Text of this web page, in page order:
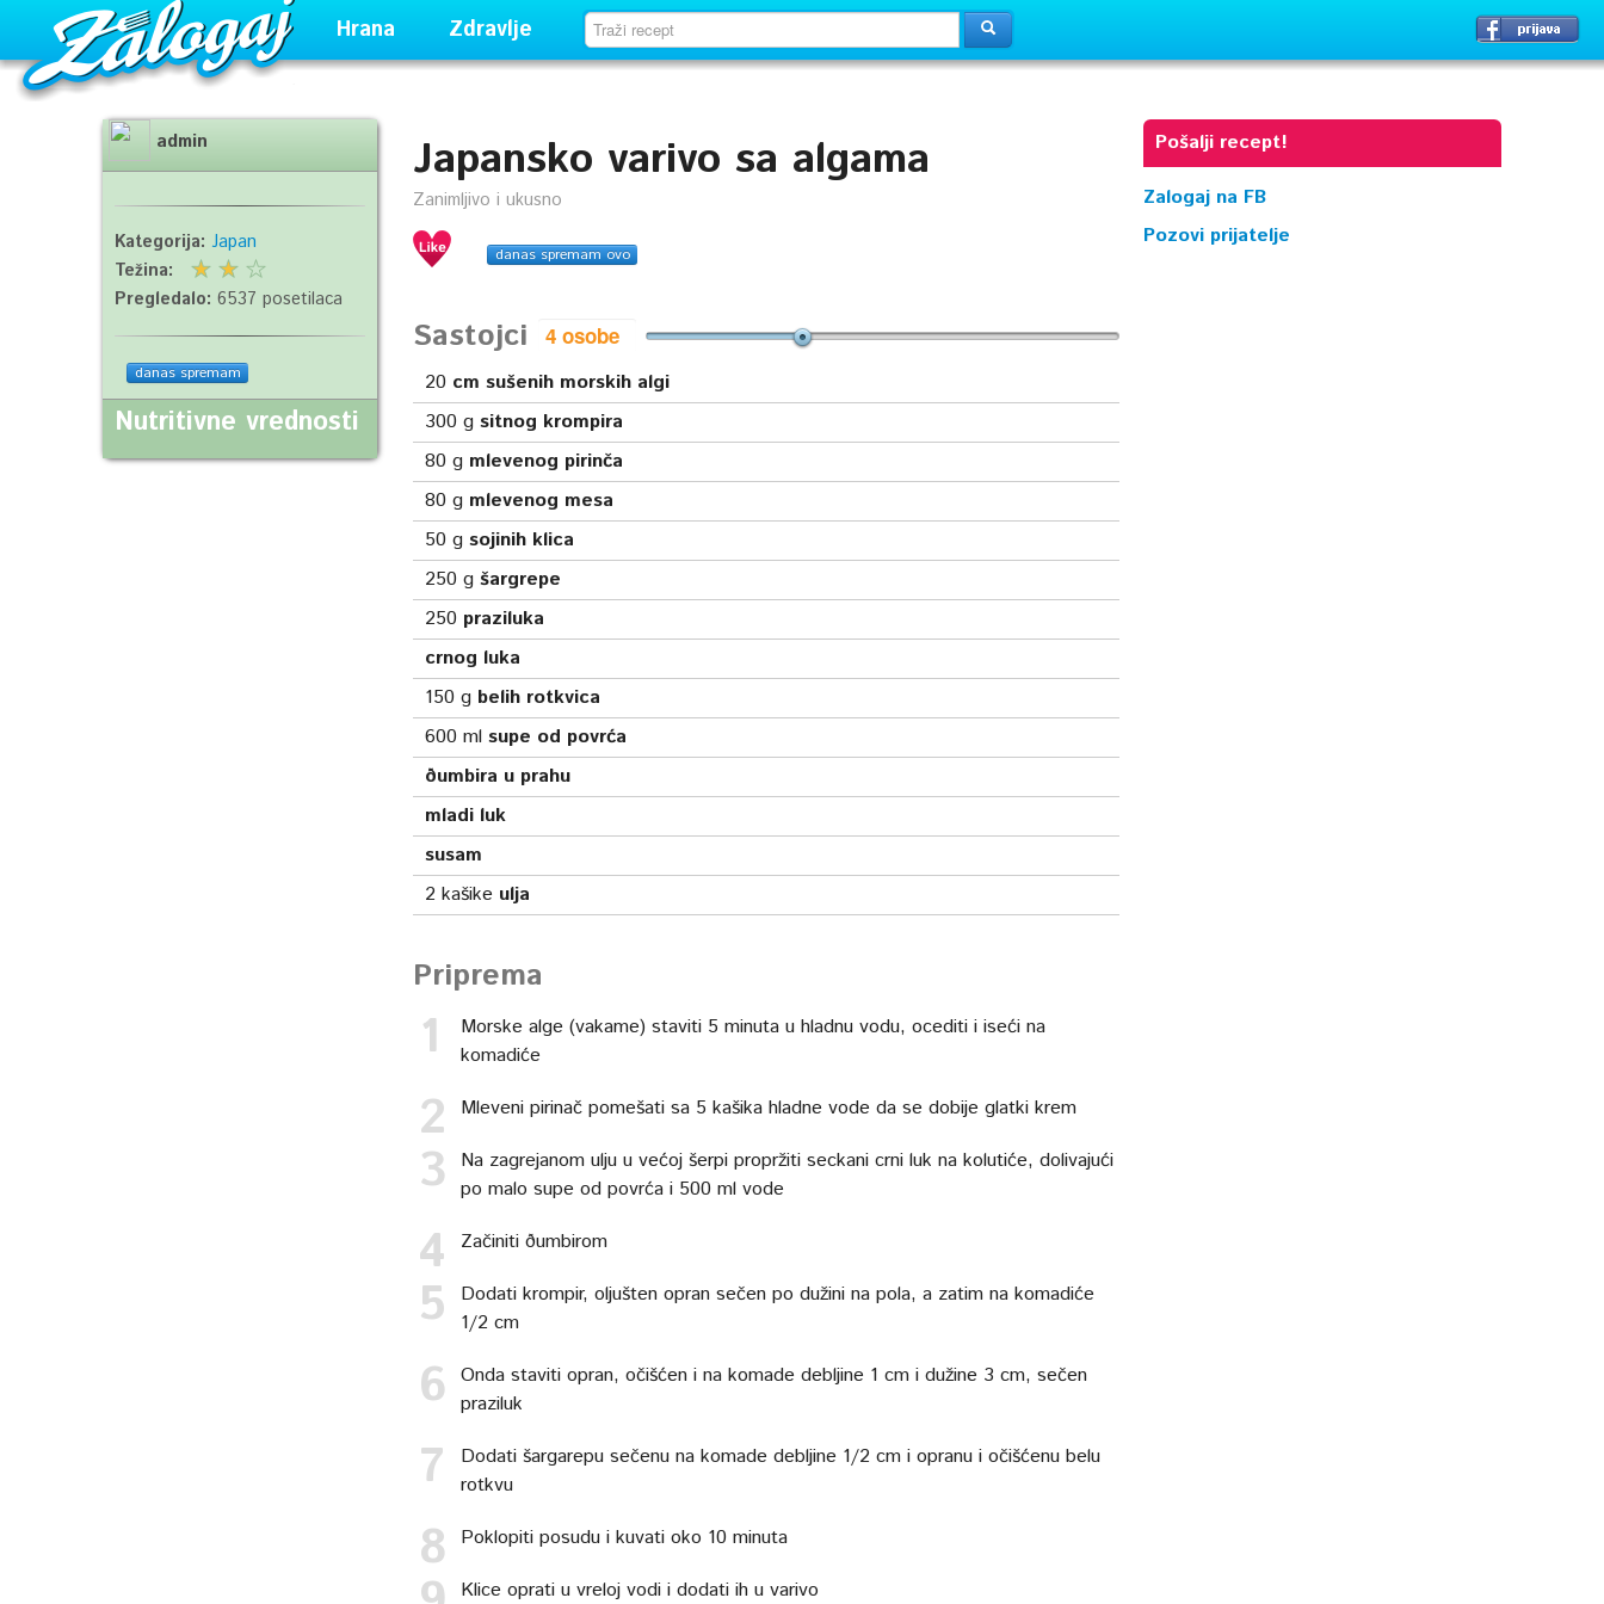
Hrana Zdravlje
Japansko varivo sa algama
Zanimljivo i ukusno
danas spremam ovo
Sastojci
20 cm sušenih morskih algi
300 g sitnog krompira
80 g mlevenog pirinča
80 g mlevenog mesa
50 g sojinih klica
250 g šargrepe
250 praziluka
crnog luka
150 g belih rotkvica
600 ml supe od povrća
ðumbira u prahu
mladi luk
susam
2 kašike ulja
Priprema
Morske alge (vakame) staviti 5 minuta u hladnu vodu, ocediti i iseći na
komadiće
Mleveni pirinač pomešati sa 5 kašika hladne vode da se dobije glatki krem
Na zagrejanom ulju u većoj šerpi propržiti seckani crni luk na kolutiće, dolivajući
po malo supe od povrća i 500 ml vode
Začiniti ðumbirom
Dodati krompir, oljušten opran sečen po dužini na pola, a zatim na komadiće
1/2 cm
Onda staviti opran, očišćen i na komade debljine 1 cm i dužine 3 cm, sečen
praziluk
Dodati šargarepu sečenu na komade debljine 1/2 cm i opranu i očišćenu belu
rotkvu
Poklopiti posudu i kuvati oko 10 minuta
Klice oprati u vreloj vodi i dodati ih u varivo
admin
Kategorija: Japan
Težina:
Pregledalo: 6537 posetilaca
danas spremam
Nutritivne vrednosti
Pošalji recept!
Zalogaj na FB
Pozovi prijatelje